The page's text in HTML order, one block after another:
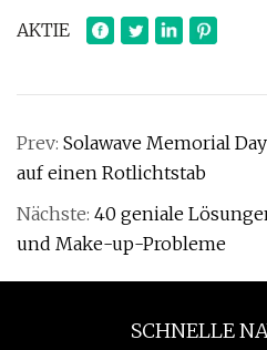
AKTIE
Prev: Solawave Memorial
auf einen Rotlichtstab
Nächste: 40 geniale
und Make-up-Probleme
SCHNELLE